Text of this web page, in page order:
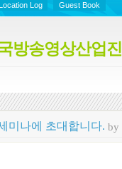
Location Log Guest Book
방송영상산업
미나에 초대합니다. by